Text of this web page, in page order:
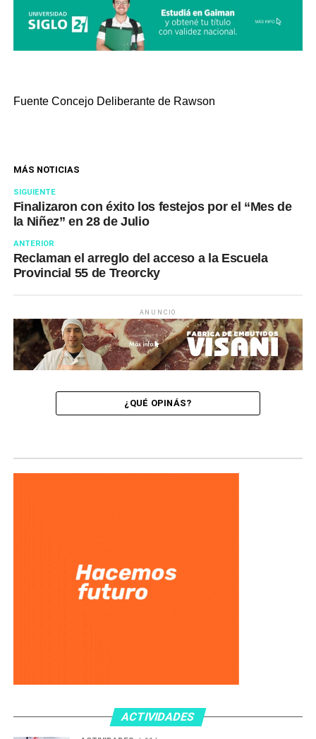
Fuente Concejo Deliberante de Rawson
MÁS NOTICIAS
SIGUIENTE
Finalizaron con éxito los festejos por el “Mes de
la Niñez” en 28 de Julio
ANTERIOR
Reclaman el arreglo del acceso a la Escuela
Provincial 55 de Treorcky
ANUNCIO
¿QUÉ OPINÁS?
ACTIVIDADES